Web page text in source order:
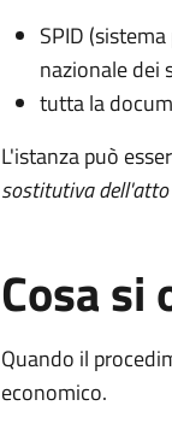
SPID
nazionale dei
tutta la
L'istanza può
sostitutiva
Cosa si
Quando il
economico.